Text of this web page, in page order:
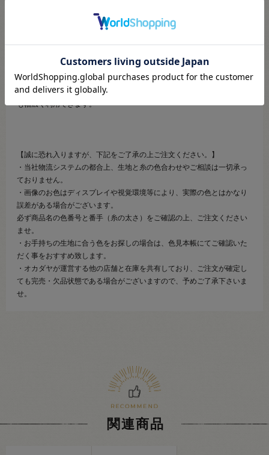
厚地・普通地用の20番ボタンつけ糸です。
糸に適度なこしを持たせ、ボタンをしっかり保持し、摩擦にもよく耐え
ボタンの脱落を防ぎます。
太さと強さ、耐久力を生かした縫いものなど、ボタンつけ以外の用途に
も幅広く利用できます。
【誠に恐れ入りますが、下記をご了承の上ご注文ください。】
・当社物流システムの都合上、生地と糸の色合わせやご相談は一切承っ
ておりません。
・画像のお色はディスプレイや視覚環境等により、実際の色とはかなり
誤差がある場合がございます。
必ず商品名の色番号と番手（糸の太さ）をご確認の上、ご注文ください
ませ。
・お手持ちの生地に合う色をお探しの場合は、色見本帳にてご確認いた
だく事をおすすめ致します。
・オカダヤが運営する他の店舗と在庫を共有しており、ご注文が確定し
ても完売・欠品状態である場合がございますので、予めご了承下さいま
せ。
関連商品